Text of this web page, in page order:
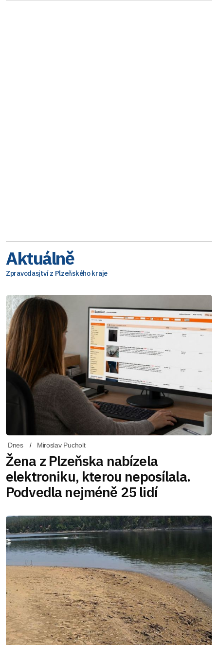
Aktuálně
Zpravodasjtví z Plzeňského kraje
Dnes Miroslav Pucholt
Žena z Plzeňska nabízela
elektroniku, kterou neposílala.
Podvedla nejméně 25 lidí